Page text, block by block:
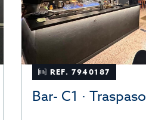
REF. 7940187
Bar- C1 · Traspaso